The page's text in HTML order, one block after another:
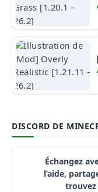
DISCORD DE
Échangez
l’aide,